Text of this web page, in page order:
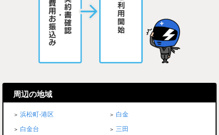
周辺の地域
浜松町-港区
白金
白金台
三田